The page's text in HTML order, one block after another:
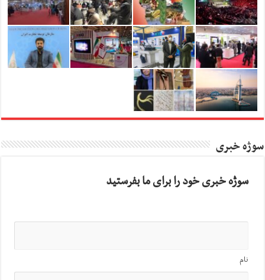
سوژه خبری
سوژه خبری خود را برای ما بفرستید
نام